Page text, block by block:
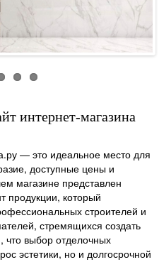
интернет-магазина
— это идеальное место для
доступные цены и
магазине представлен
продукции, который
строителей и
стремящихся создать
выбор отделочных
эстетики, но и долгосрочной